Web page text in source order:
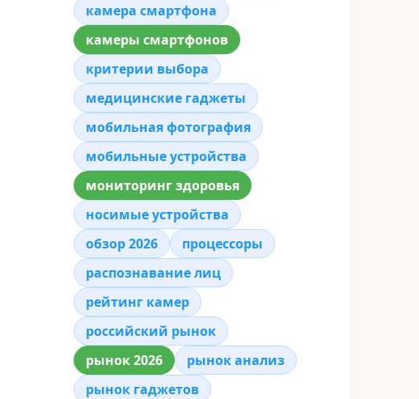
камера смартфона
камеры смартфонов
критерии выбора
медицинские гаджеты
мобильная фотография
мобильные устройства
мониторинг здоровья
носимые устройства
обзор 2026
процессоры
распознавание лиц
рейтинг камер
российский рынок
рынок 2026
рынок анализ
рынок гаджетов